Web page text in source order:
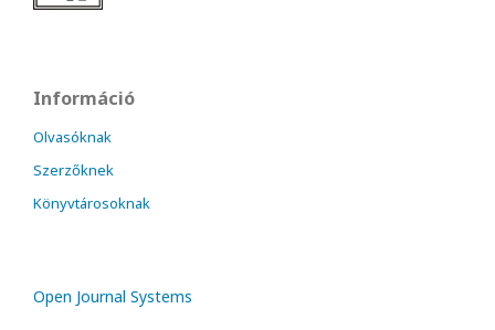
Információ
Olvasóknak
Szerzőknek
Könyvtárosoknak
Open Journal Systems